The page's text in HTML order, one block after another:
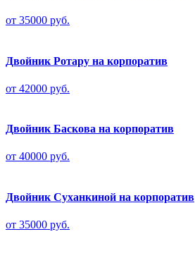
от 35000 руб.
Двойник Ротару на корпоратив
от 42000 руб.
Двойник Баскова на корпоратив
от 40000 руб.
Двойник Суханкиной на корпоратив
от 35000 руб.